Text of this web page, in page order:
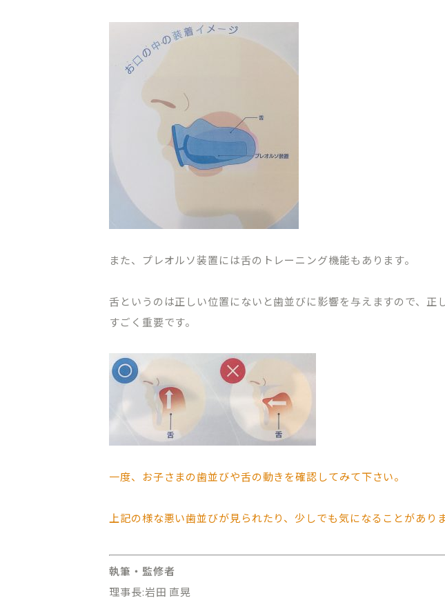
また、プレオルソ装置には舌のトレーニング機能もあります。
舌というのは正しい位置にないと歯並びに影響を与えますので、正
すごく重要です。
一度、お子さまの歯並びや舌の動きを確認してみて下さい。
上記の様な悪い歯並びが見られたり、少しでも気になることがあり
執筆・監修者
理事長:岩田 直晃
コンセプト
ドクター紹介
はじめての方へ
アクセス・院内紹介
クリニックブログ
プライバシーポリシー
［平日］10:00～13:30、15:00～18:30/［土日］9:00～17:30